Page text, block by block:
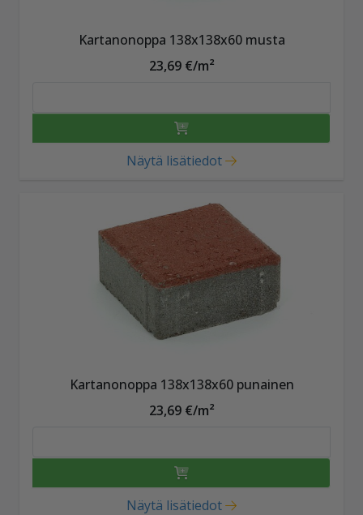
Kartanonoppa 138x138x60 musta
23,69 €/m²
Näytä lisätiedot
Kartanonoppa 138x138x60 punainen
23,69 €/m²
Näytä lisätiedot